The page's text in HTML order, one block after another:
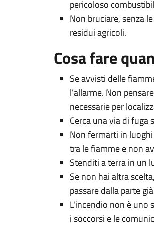
pericoloso
Non bruciare, senza
residui agricoli.
Cosa fare
Se avvisti delle
l’allarme. Non
necessarie per
Cerca una via di fuga
Non fermarti in
tra le fiamme e non
Stenditi a terra in un
Se non hai altra
passare dalla parte
L'incendio non è uno
i soccorsi e le